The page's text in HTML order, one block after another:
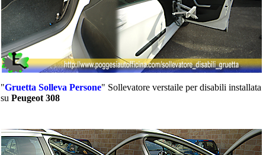
"Gruetta Solleva Persone" Sollevatore verstaile per disabili installata
su Peugeot 308